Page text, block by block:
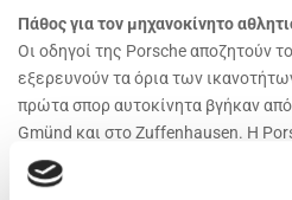
Πάθος για τον μηχανοκίνητο
Οι οδηγοί της Porsche αποζητούν
εξερευνούν τα όρια των
πρώτα σπορ αυτοκίνητα βγήκαν
Gmünd και στο Zuffenhausen. Η
μηχανοκίνητου αθλητισμού,
τεχνολογική ανάπτυξη και